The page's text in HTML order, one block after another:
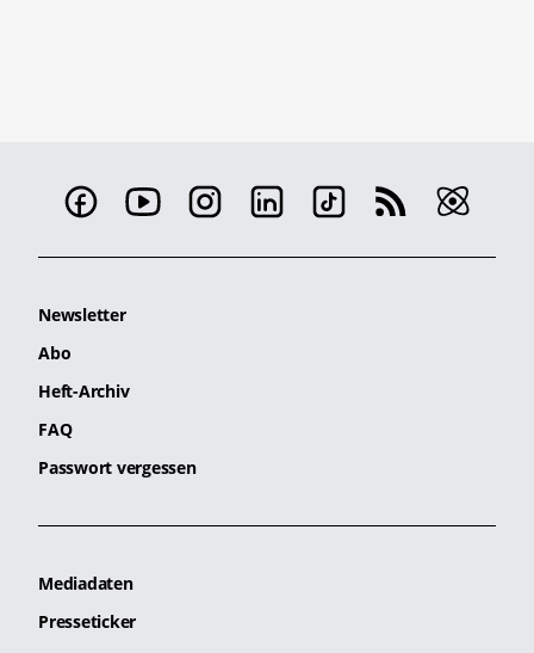
Newsletter
Abo
Heft-Archiv
FAQ
Passwort vergessen
Mediadaten
Presseticker